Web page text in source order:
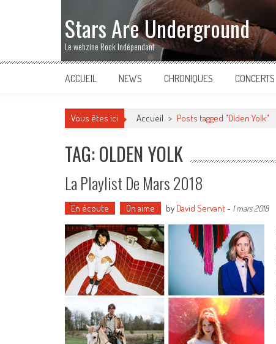
Stars Are Underground
Le webzine Rock Indépendant
ACCUEIL NEWS CHRONIQUES CONCERTS
Vous êtes ici Accueil > Posts tagged "Olden Yolk"
TAG: OLDEN YOLK
La Playlist De Mars 2018
En écoute On aime by David Servant- 1 mars 2018